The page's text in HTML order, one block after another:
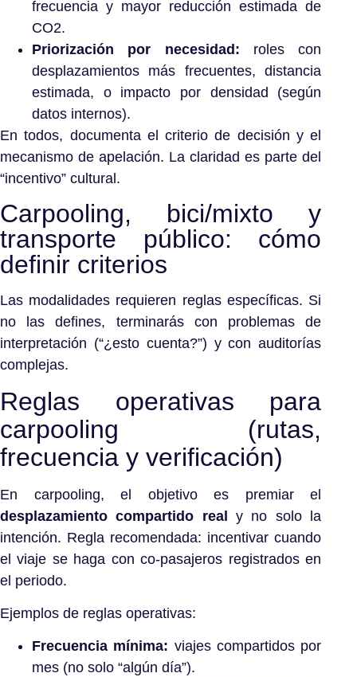
frecuencia y mayor reducción estimada de
CO2.
Priorización por necesidad: roles con
desplazamientos más frecuentes, distancia
estimada, o impacto por densidad (según
datos internos).
En todos, documenta el criterio de decisión y el
mecanismo de apelación. La claridad es parte del
“incentivo” cultural.
Carpooling, bici/mixto y
transporte público: cómo
definir criterios
Las modalidades requieren reglas específicas. Si
no las defines, terminarás con problemas de
interpretación (“¿esto cuenta?”) y con auditorías
complejas.
Reglas operativas para
carpooling (rutas,
frecuencia y verificación)
En carpooling, el objetivo es premiar el
desplazamiento compartido real y no solo la
intención. Regla recomendada: incentivar cuando
el viaje se haga con co-pasajeros registrados en
el periodo.
Ejemplos de reglas operativas:
Frecuencia mínima: viajes compartidos por
mes (no solo “algún día”).